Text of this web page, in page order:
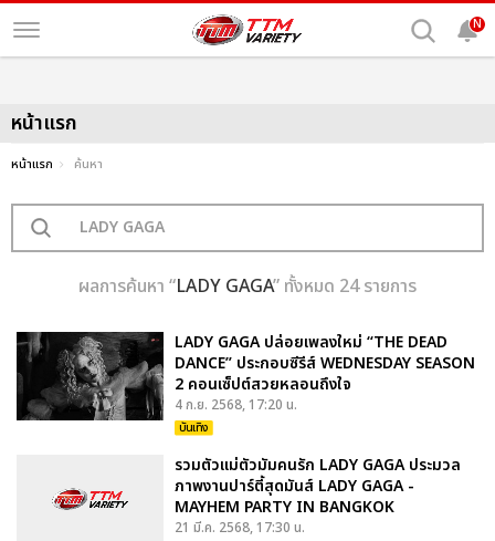
N
หน้าแรก
หน้าแรก ค้นหา
ผลการค้นหา “LADY GAGA” ทั้งหมด 24 รายการ
LADY GAGA ปล่อยเพลงใหม่ “THE DEAD
DANCE” ประกอบซีรีส์ WEDNESDAY SEASON
2 คอนเซ็ปต์สวยหลอนถึงใจ
4 ก.ย. 2568, 17:20 น.
บันเทิง
รวมตัวแม่ตัวมัมคนรัก LADY GAGA ประมวล
ภาพงานปาร์ตี้สุดมันส์ LADY GAGA -
MAYHEM PARTY IN BANGKOK
21 มี.ค. 2568, 17:30 น.